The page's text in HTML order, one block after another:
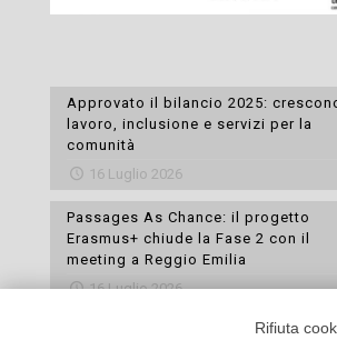
Approvato il bilancio 2025:
lavoro, inclusione e servizi per la
comunità
16 Luglio 2026
Passages As Chance: il progetto
Erasmus+ chiude la Fase 2 con il
meeting a Reggio Emilia
16 Luglio 2026
Esami di laboratorio preventivi
Rifiuta